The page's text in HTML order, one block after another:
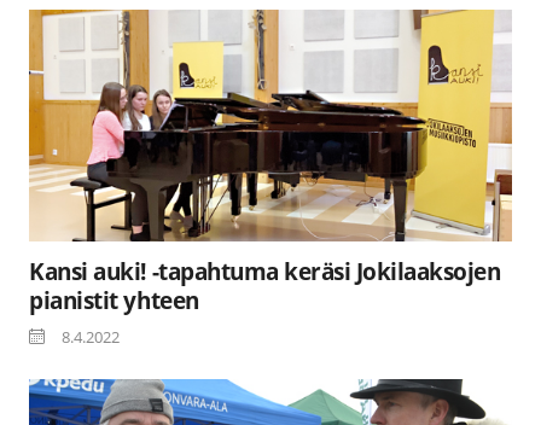
Kansi auki! -tapahtuma keräsi Jokilaaksojen
pianistit yhteen
8.4.2022